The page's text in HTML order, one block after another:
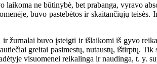
ne būtinybė, bet prabanga, vyravo
buvo pastebėtos ir skaitančiųjų
buvo įsteigti ir išlaikomi iš gyvo
greitai pasimestų, nutaustų, ištirptų.
visuomenei reikalinga ir naudinga, t. y.